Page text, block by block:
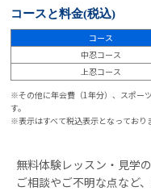
コースと料金(税込)
コース
中忍コース
上忍コース
※その他に年会費（1年分）、スポー
す。
※表示はすべて税込表示となっており
無料体験レッスン・見学
ご相談やご不明な点など